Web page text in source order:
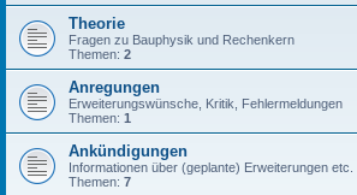
Theorie
Fragen zu Bauphysik und Rechenkern
Themen: 2
Anregungen
Erweiterungswünsche, Kritik, Fehlermeldungen
Themen: 1
Ankündigungen
Informationen über (geplante) Erweiterungen etc.
Themen: 7